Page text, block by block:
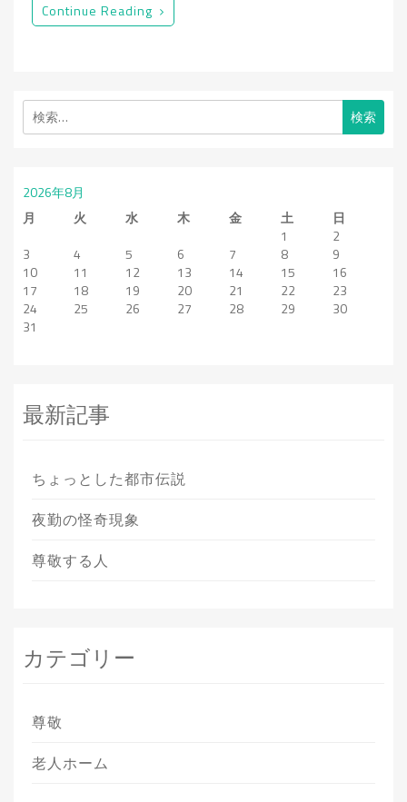
Continue Reading
検
索:
2026年8月
月
火 水 木 金 土
日
1
2
3
4 5 6 7 8
9
10
11 12 13 14 15
16
17
18 19 20 21 22
23
24
25 26 27 28 29
30
31
最新記事
ちょっとした都市伝説
夜勤の怪奇現象
尊敬する人
カテゴリー
尊敬
老人ホーム